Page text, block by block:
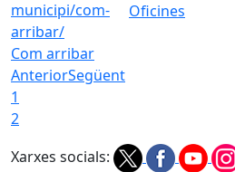
Com arribar
Oficines
AnteriorSegüent
1
2
Xarxes socials: